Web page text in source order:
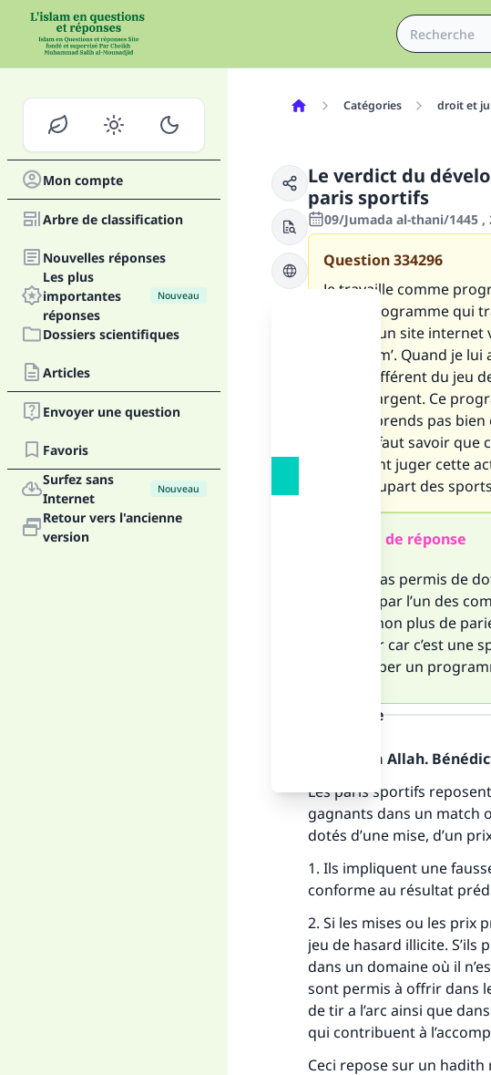
Mon compte
Arbre de classification
Nouvelles réponses
Les plus
importantes
réponses
Nouveau
Dossiers scientifiques
Articles
Envoyer une question
Favoris
Surfez sans
Internet
Nouveau
Retour vers l'ancienne
version
Catégories droit et
Le verdict du
paris sportifs
09/Jumada al-thani/1445
Question334296
Je travaille comme
lui un programme qui
partir d’un site
‘Télégram’. Quand je
c’était différent du jeu
perte d’argent. Ce
ne comprends pas
paris. Il faut savoir
Comment juger cette
sur la plupart des
Résumé de réponse
Il n’est pas permis de
donnés par l’un des
permis non plus de
financier car c’est une
développer un
la réponse
Louange à Allah.
Les paris sportifs
gagnants dans un match
dotés d’une mise, d’un
1. Ils impliquent une
conforme au résultat
2. Si les mises ou les prix
jeu de hasard illicite. S’ils
dans un domaine où il
sont permis à offrir dans
de tir a l’arc ainsi que
qui contribuent à
Ceci repose sur un